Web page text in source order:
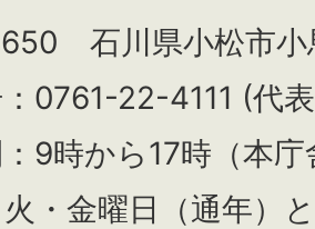
石川県小松市小
0761-22-4111 (代
9時から17時（本
・金曜日（通年）と